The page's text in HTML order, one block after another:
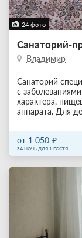
24 фото
Санаторий-
Владимир
Санаторий
с
характера,
аппарата. Для
от 1 050
ЗА НОЧЬ ДЛЯ 1 ГОСТЯ